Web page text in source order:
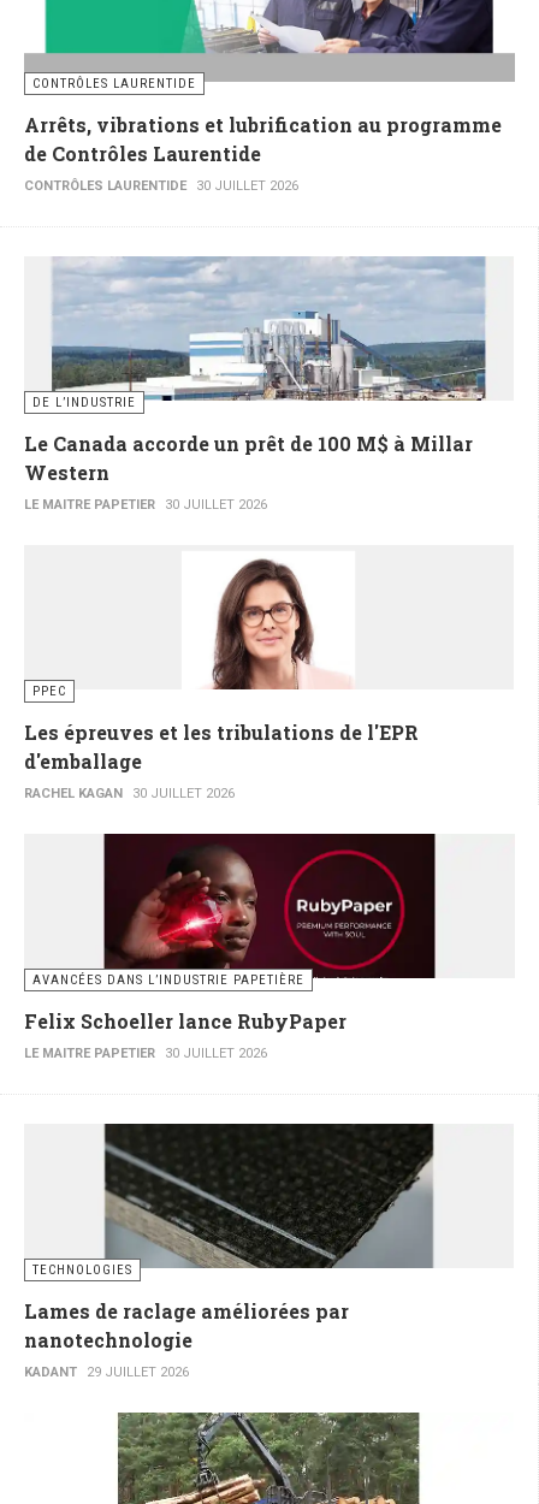
CONTRÔLES LAURENTIDE
Arrêts, vibrations et lubrification au programme
de Contrôles Laurentide
CONTRÔLES LAURENTIDE 30 JUILLET 2026
DE L’INDUSTRIE
Le Canada accorde un prêt de 100 M$ à Millar
Western
LE MAITRE PAPETIER 30 JUILLET 2026
PPEC
Les épreuves et les tribulations de l'EPR
d'emballage
RACHEL KAGAN 30 JUILLET 2026
AVANCÉES DANS L’INDUSTRIE PAPETIÈRE
Felix Schoeller lance RubyPaper
LE MAITRE PAPETIER 30 JUILLET 2026
TECHNOLOGIES
Lames de raclage améliorées par
nanotechnologie
KADANT 29 JUILLET 2026